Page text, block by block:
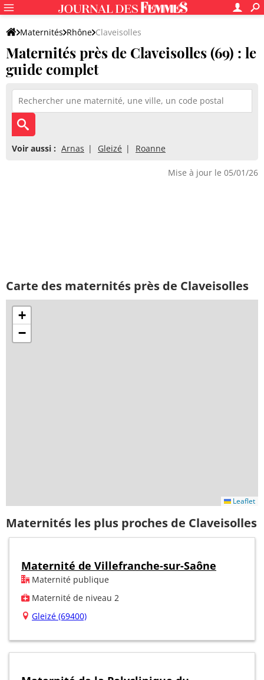
Maternités Rhône Claveisolles
Maternités près de Claveisolles (69) : le
guide complet
Voir aussi : Arnas Gleizé Roanne
Mise à jour le 05/01/26
Carte des maternités près de Claveisolles
+
−
Leaflet
Maternités les plus proches de Claveisolles
Maternité de Villefranche-sur-Saône
Maternité publique
Maternité de niveau 2
Gleizé (69400)